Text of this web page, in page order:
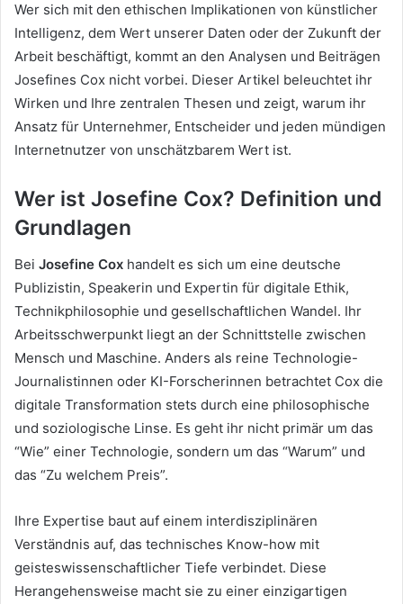
Wer sich mit den ethischen Implikationen von künstlicher
Intelligenz, dem Wert unserer Daten oder der Zukunft der
Arbeit beschäftigt, kommt an den Analysen und Beiträgen
Josefines Cox nicht vorbei. Dieser Artikel beleuchtet ihr
Wirken und Ihre zentralen Thesen und zeigt, warum ihr
Ansatz für Unternehmer, Entscheider und jeden mündigen
Internetnutzer von unschätzbarem Wert ist.
Wer ist Josefine Cox? Definition und
Grundlagen
Bei Josefine Cox handelt es sich um eine deutsche
Publizistin, Speakerin und Expertin für digitale Ethik,
Technikphilosophie und gesellschaftlichen Wandel. Ihr
Arbeitsschwerpunkt liegt an der Schnittstelle zwischen
Mensch und Maschine. Anders als reine Technologie-
Journalistinnen oder KI-Forscherinnen betrachtet Cox die
digitale Transformation stets durch eine philosophische
und soziologische Linse. Es geht ihr nicht primär um das
“Wie” einer Technologie, sondern um das “Warum” und
das “Zu welchem Preis”.
Ihre Expertise baut auf einem interdisziplinären
Verständnis auf, das technisches Know-how mit
geisteswissenschaftlicher Tiefe verbindet. Diese
Herangehensweise macht sie zu einer einzigartigen